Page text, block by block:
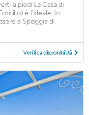
a piedi La Casa di
è l'ideale. In
a Spiaggia di
Verifica disponibilità